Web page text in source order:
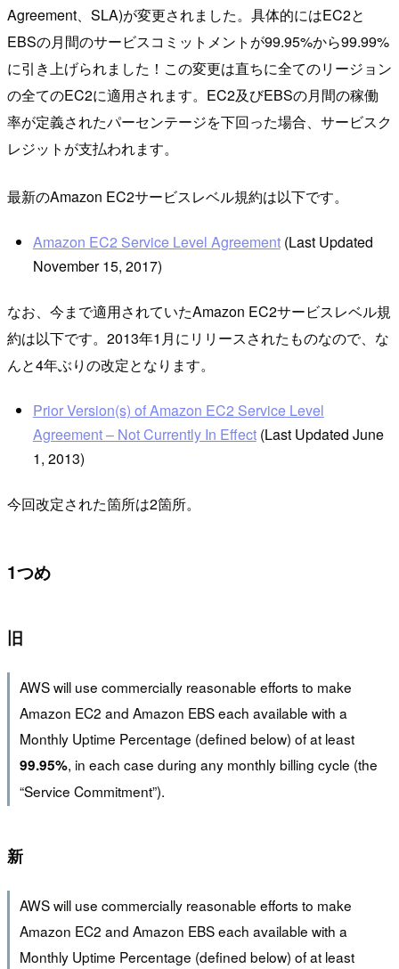
Agreement、SLA)が変更されました。具体的にはEC2と
EBSの月間のサービスコミットメントが99.95%から99.99%
に引き上げられました！この変更は直ちに全てのリージョン
の全てのEC2に適用されます。EC2及びEBSの月間の稼働
率が定義されたパーセンテージを下回った場合、サービスク
レジットが支払われます。
最新のAmazon EC2サービスレベル規約は以下です。
Amazon EC2 Service Level Agreement(Last Updated
November 15, 2017)
なお、今まで適用されていたAmazon EC2サービスレベル規
約は以下です。2013年1月にリリースされたものなので、な
んと4年ぶりの改定となります。
Prior Version(s) of Amazon EC2 Service Level
Agreement – Not Currently In Effect(Last Updated June
1, 2013)
今回改定された箇所は2箇所。
1つめ
旧
AWS will use commercially reasonable efforts to make
Amazon EC2 and Amazon EBS each available with a
Monthly Uptime Percentage (defined below) of at least
99.95%, in each case during any monthly billing cycle (the
“Service Commitment”).
新
AWS will use commercially reasonable efforts to make
Amazon EC2 and Amazon EBS each available with a
Monthly Uptime Percentage (defined below) of at least